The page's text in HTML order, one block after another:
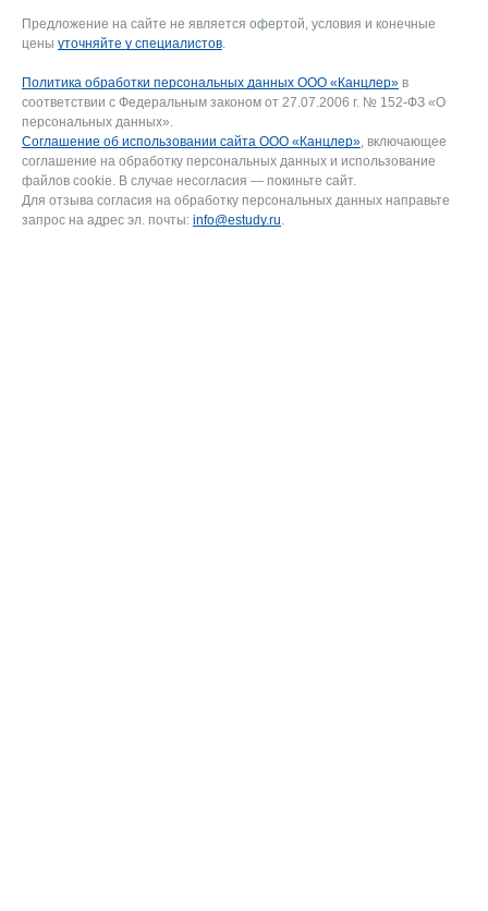
Предложение на сайте не является офертой, условия и конечные
цены уточняйте у специалистов.
Политика обработки персональных данных ООО «Канцлер» в
соответствии с Федеральным законом от 27.07.2006 г. № 152-ФЗ «О
персональных данных».
Соглашение об использовании сайта ООО «Канцлер», включающее
соглашение на обработку персональных данных и использование
файлов cookie. В случае несогласия — покиньте сайт.
Для отзыва согласия на обработку персональных данных направьте
запрос на адрес эл. почты: info@estudy.ru.